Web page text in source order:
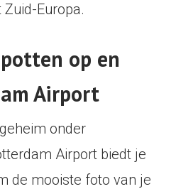
Europa.
op en
Airport
onder
Airport biedt je
de mooiste foto van je